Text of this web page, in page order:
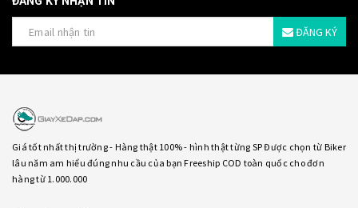
ĐĂNG KÝ
Giá tốt nhất thị trường - Hàng thật 100% - hình thật từng SP Được chọn từ Biker
lâu năm am hiểu đúng nhu cầu của bạn Freeship COD toàn quốc cho đơn
hàng từ 1.000.000